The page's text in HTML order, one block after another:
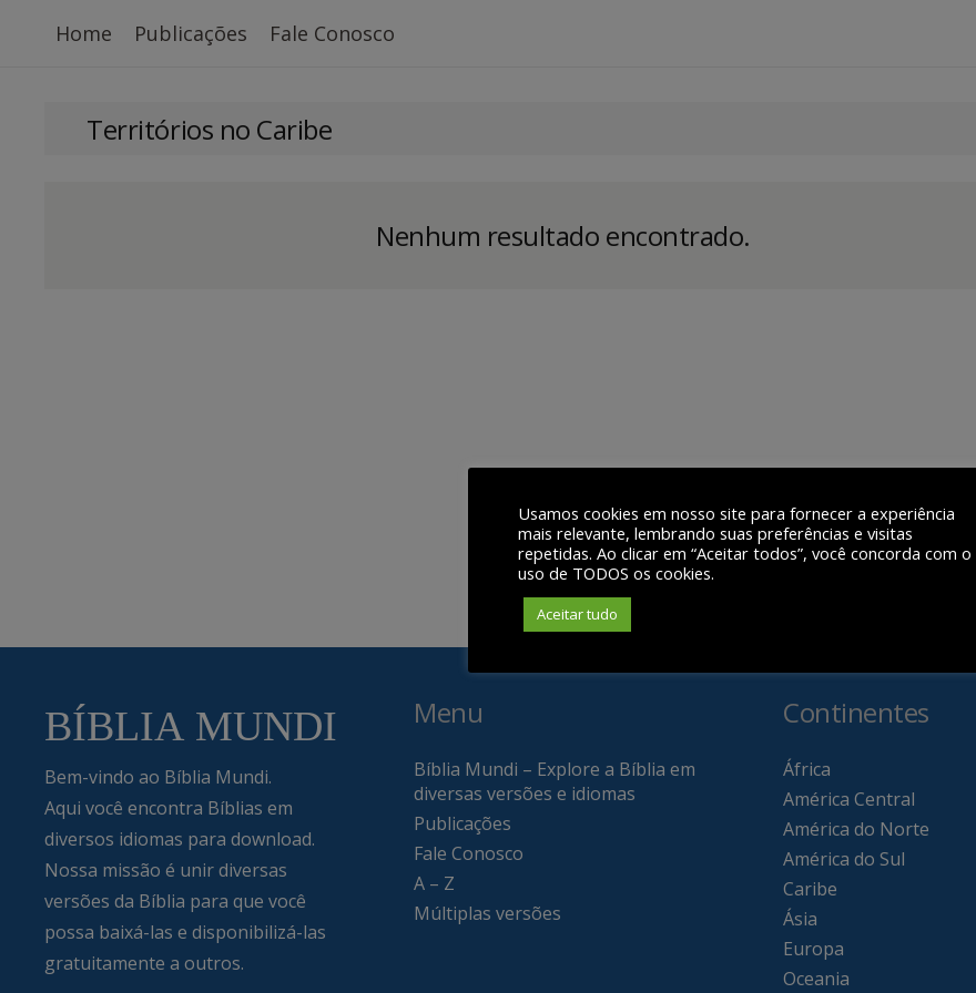
Home Publicações Fale Conosco
Territórios no Caribe
Nenhum resultado encontrado.
Bem-vindo ao Bíblia Mundi.
Aqui você encontra Bíblias em
diversos idiomas para download.
Nossa missão é unir diversas
versões da Bíblia para que você
possa baixá-las e disponibilizá-las
gratuitamente a outros.
Menu
Bíblia Mundi – Explore a Bíblia em
diversas versões e idiomas
Publicações
Fale Conosco
A – Z
Múltiplas versões
Continentes
África
América Central
América do Norte
América do Sul
Caribe
Ásia
Europa
Oceania
Usamos cookies em nosso site para fornecer a experiência
mais relevante, lembrando suas preferências e visitas
repetidas. Ao clicar em “Aceitar todos”, você concorda com o
uso de TODOS os cookies.
Aceitar tudo